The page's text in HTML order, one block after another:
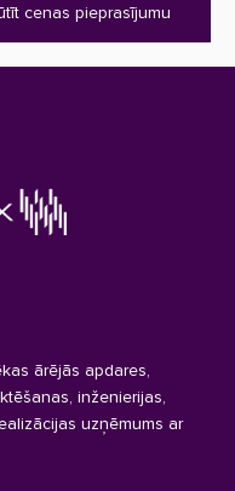
cenas pieprasījumu
ārējās apdares,
inženierijas,
uzņēmums ar